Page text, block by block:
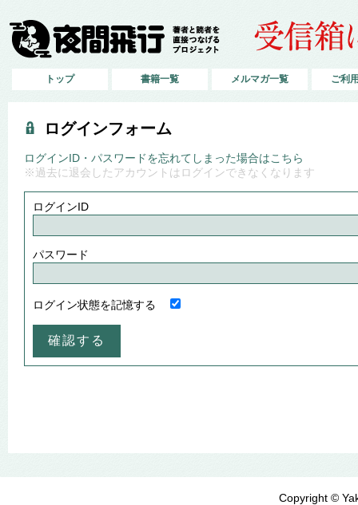
トップ 書籍一覧 メルマガ一覧 ご利
ログインフォーム
ログインID・パスワードを忘れてしまった場合はこちら
※過去に退会したアカウントはログインできなくなります
ログインID
パスワード
ログイン状態を記憶する
Copyright ©